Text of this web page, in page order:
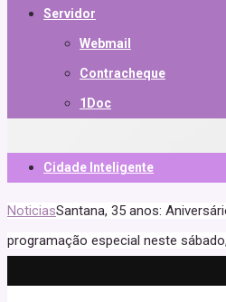
Servidor
Webmail
Contracheque
1Doc
Cidade Inteligente
NoticiasSantana, 35 anos:
programação especial neste